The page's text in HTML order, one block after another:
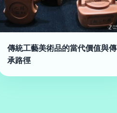
傳統工藝美術品的當代價值與傳
承路徑